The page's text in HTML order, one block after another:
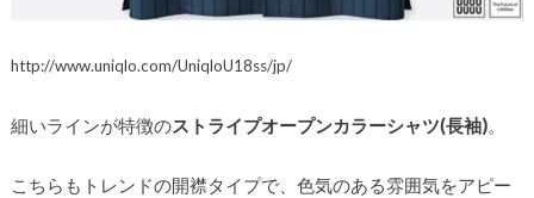
http://www.uniqlo.com/UniqloU18ss/jp/
細いラインが特徴のストライプオープンカラーシャツ(長袖)。
こちらもトレンドの開襟タイプで、色気のある雰囲気をアピー